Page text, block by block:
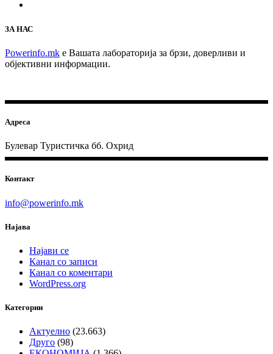
ЗА НАС
Powerinfo.mk e Вашата лабораторија за брзи, доверливи и
објективни информации.
Адреса
Булевар Туристичка бб. Охрид
Контакт
info@powerinfo.mk
Најава
Најави се
Канал со записи
Канал со коментари
WordPress.org
Категории
Актуелно (23.663)
Друго (98)